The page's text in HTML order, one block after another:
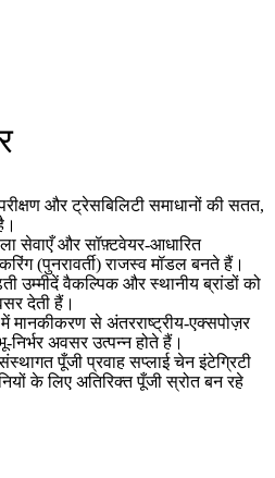
और ट्रेसबिलिटी समाधानों की सतत,
सेवाएँ और सॉफ़्टवेयर-आधारित
(पुनरावर्ती) राजस्व मॉडल बनते हैं।
उम्मीदें वैकल्पिक और स्थानीय ब्रांडों को
देती हैं।
मानकीकरण से अंतरराष्ट्रीय-एक्सपोज़र
अवसर उत्पन्न होते हैं।
पूँजी प्रवाह सप्लाई चेन इंटेग्रिटी
के लिए अतिरिक्त पूँजी स्रोत बन रहे